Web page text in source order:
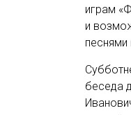
играм
и
беседа